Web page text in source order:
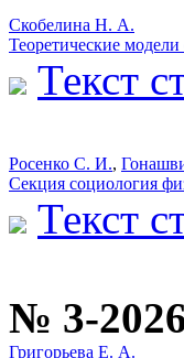
Скобелина Н. А.
Теоретические
Текст
Росенко С. И.,
Секция социология
Текст
№ 3-
Григорьева Е. А.